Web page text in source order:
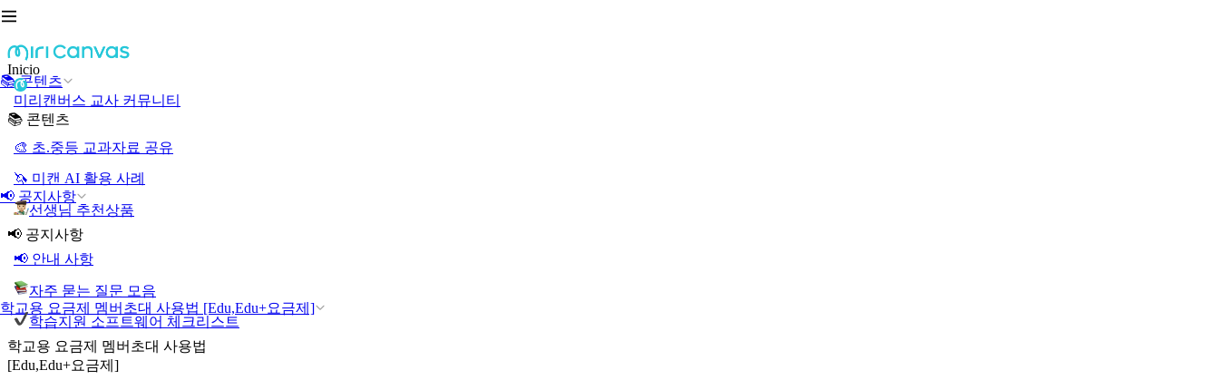
📚 콘텐츠
📢 공지사항
학교용 요금제 멤버초대 사용법 [Edu,Edu+요금제]
Inicio
미리캔버스 교사 커뮤니티
📚 콘텐츠
🎨 초.중등 교과자료 공유
🦄 미캔 AI 활용 사례
선생님 추천상품
📢 공지사항
📢 안내 사항
자주 묻는 질문 모음
학습지원 소프트웨어 체크리스트
학교용 요금제 멤버초대 사용법
[Edu,Edu+요금제]